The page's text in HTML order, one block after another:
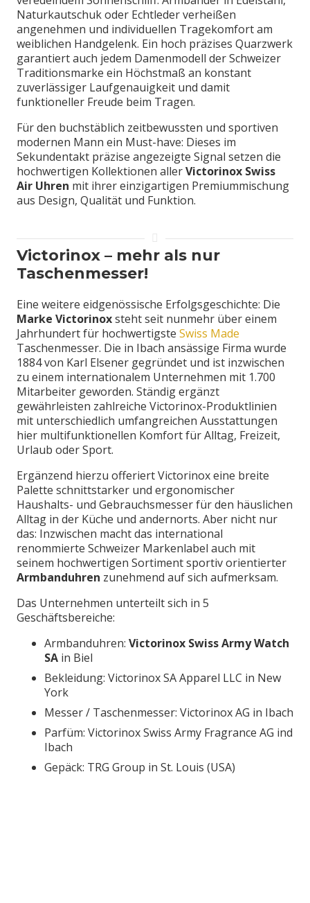
Naturkautschuk oder Echtleder verheißen
angenehmen und individuellen Tragekomfort am
weiblichen Handgelenk. Ein hoch präzises Quarzwerk
garantiert auch jedem Damenmodell der Schweizer
Traditionsmarke ein Höchstmaß an konstant
zuverlässiger Laufgenauigkeit und damit
funktioneller Freude beim Tragen.
Für den buchstäblich zeitbewussten und sportiven
modernen Mann ein Must-have: Dieses im
Sekundentakt präzise angezeigte Signal setzen die
hochwertigen Kollektionen allerVictorinox Swiss
Air Uhren mit ihrer einzigartigen Premiummischung
aus Design, Qualität und Funktion.
Victorinox – mehr als nur
Taschenmesser!
Eine weitere eidgenössische Erfolgsgeschichte: Die
Marke Victorinoxsteht seit nunmehr über einem
Jahrhundert für hochwertigste Swiss Made
Taschenmesser. Die in Ibach ansässige Firma wurde
1884 von Karl Elsener gegründet und ist inzwischen
zu einem internationalem Unternehmen mit 1.700
Mitarbeiter geworden. Ständig ergänzt
gewährleisten zahlreiche Victorinox-Produktlinien
mit unterschiedlich umfangreichen Ausstattungen
hier multifunktionellen Komfort für Alltag, Freizeit,
Urlaub oder Sport.
Ergänzend hierzu offeriert Victorinox eine breite
Palette schnittstarker und ergonomischer
Haushalts- und Gebrauchsmesser für den häuslichen
Alltag in der Küche und andernorts. Aber nicht nur
das: Inzwischen macht das international
renommierte Schweizer Markenlabel auch mit
seinem hochwertigen Sortiment sportiv orientierter
Armbanduhren zunehmend auf sich aufmerksam.
Das Unternehmen unterteilt sich in 5
Geschäftsbereiche:
Armbanduhren: Victorinox Swiss Army Watch
SA in Biel
Bekleidung: Victorinox SA Apparel LLC in New
York
Messer / Taschenmesser: Victorinox AG in Ibach
Parfüm: Victorinox Swiss Army Fragrance AG ind
Ibach
Gepäck: TRG Group in St. Louis (USA)